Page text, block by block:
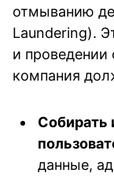
отмыванию
Laundering).
и
компания
Собирать
данные,